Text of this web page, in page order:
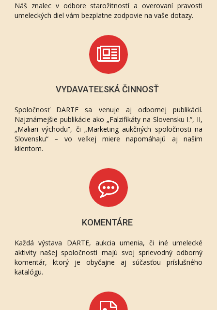
Náš znalec v odbore starožitností a overovaní pravosti
umeleckých diel vám bezplatne zodpovie na vaše dotazy.
VYDAVATEĽSKÁ ČINNOSŤ
Spoločnosť DARTE sa venuje aj odbornej publikácií.
Najznámejšie publikácie ako „Falzifikáty na Slovensku I.“, II,
„Maliari východu“, či „Marketing aukčných spoločnosti na
Slovensku“ – vo veľkej miere napomáhajú aj našim
klientom.
KOMENTÁRE
Každá výstava DARTE, aukcia umenia, či iné umelecké
aktivity našej spoločnosti majú svoj sprievodný odborný
komentár, ktorý je obyčajne aj súčasťou príslušného
katalógu.